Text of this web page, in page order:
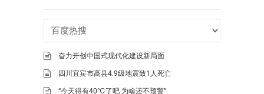
奋力开创中国式现代化建设新局面
四川宜宾市高县4.9级地震致1人死亡
“今天得有40℃了吧 为啥还不预警”